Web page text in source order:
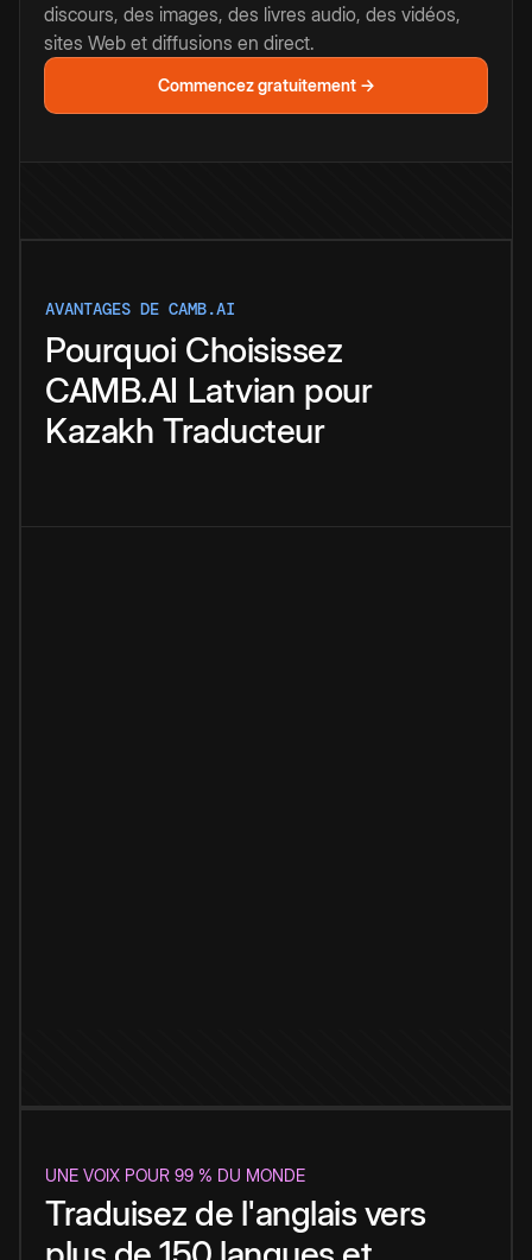
discours, des images, des livres audio, des vidéos,
sites Web et diffusions en direct.
Commencez gratuitement →
AVANTAGES DE CAMB.AI
Pourquoi Choisissez
CAMB.AI Latvian pour
Kazakh Traducteur
UNE VOIX POUR 99 % DU MONDE
Traduisez de l'anglais vers